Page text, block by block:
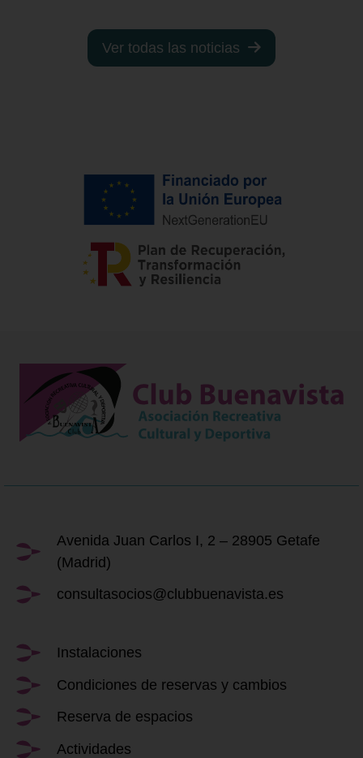
Ver todas las noticias
Avenida Juan Carlos I, 2 – 28905 Getafe
(Madrid)
consultasocios@clubbuenavista.es
Instalaciones
Condiciones de reservas y cambios
Reserva de espacios
Actividades